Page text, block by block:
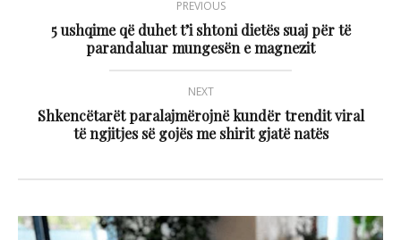
PREVIOUS
5 ushqime që duhet t’i shtoni dietës suaj për të
parandaluar mungesën e magnezit
NEXT
Shkencëtarët paralajmërojnë kundër trendit viral
të ngjitjes së gojës me shirit gjatë natës